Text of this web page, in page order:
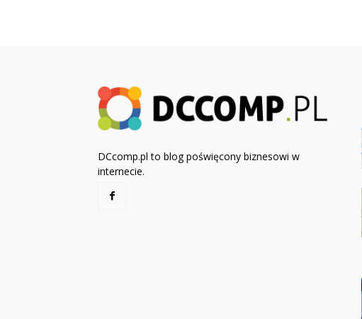
DCcomp.pl to blog poświęcony biznesowi w
internecie.